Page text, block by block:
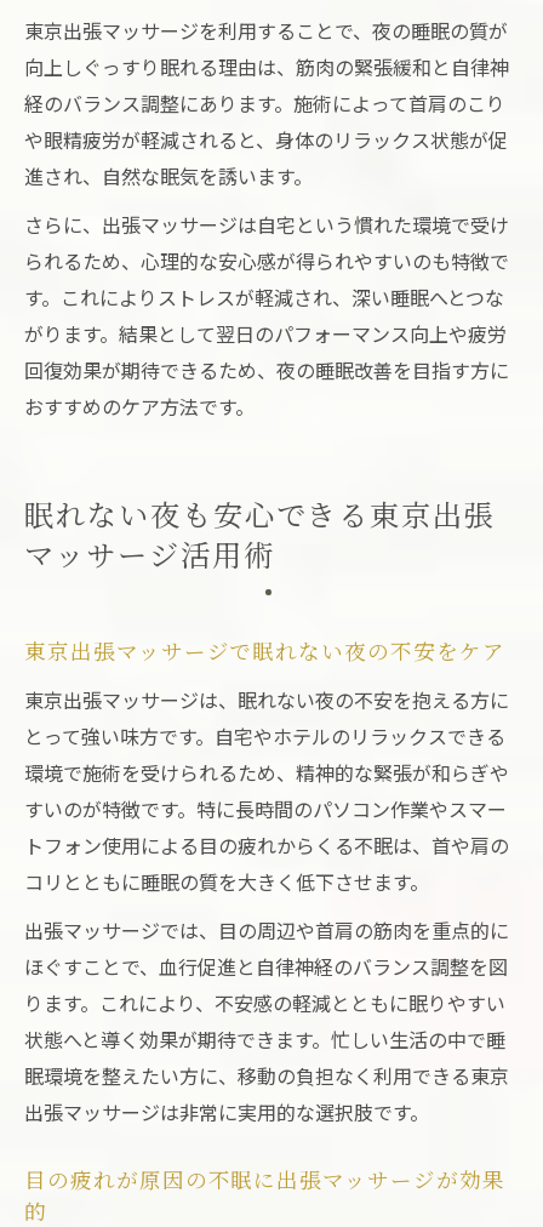
東京出張マッサージを利用することで、夜の睡眠の質が
向上しぐっすり眠れる理由は、筋肉の緊張緩和と自律神
経のバランス調整にあります。施術によって首肩のこり
や眼精疲労が軽減されると、身体のリラックス状態が促
進され、自然な眠気を誘います。
さらに、出張マッサージは自宅という慣れた環境で受け
られるため、心理的な安心感が得られやすいのも特徴で
す。これによりストレスが軽減され、深い睡眠へとつな
がります。結果として翌日のパフォーマンス向上や疲労
回復効果が期待できるため、夜の睡眠改善を目指す方に
おすすめのケア方法です。
眠れない夜も安心できる東京出張
マッサージ活用術
東京出張マッサージで眠れない夜の不安をケア
東京出張マッサージは、眠れない夜の不安を抱える方に
とって強い味方です。自宅やホテルのリラックスできる
環境で施術を受けられるため、精神的な緊張が和らぎや
すいのが特徴です。特に長時間のパソコン作業やスマー
トフォン使用による目の疲れからくる不眠は、首や肩の
コリとともに睡眠の質を大きく低下させます。
出張マッサージでは、目の周辺や首肩の筋肉を重点的に
ほぐすことで、血行促進と自律神経のバランス調整を図
ります。これにより、不安感の軽減とともに眠りやすい
状態へと導く効果が期待できます。忙しい生活の中で睡
眠環境を整えたい方に、移動の負担なく利用できる東京
出張マッサージは非常に実用的な選択肢です。
目の疲れが原因の不眠に出張マッサージが効果
的